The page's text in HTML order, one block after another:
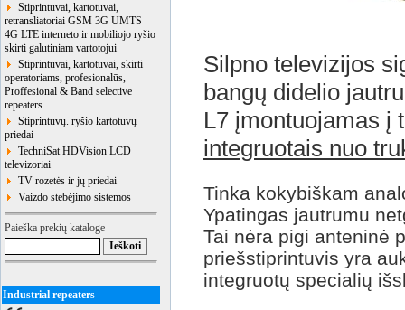
Stiprintuvai, kartotuvai,
retransliatoriai GSM 3G UMTS
4G LTE interneto ir mobiliojo ryšio
skirti galutiniam vartotojui
Stiprintuvai, kartotuvai, skirti
operatoriams, profesionalūs,
Proffesional & Band selective
repeaters
Stiprintuvų. ryšio kartotuvų
priedai
TechniSat HDVision LCD
televizoriai
TV rozetės ir jų priedai
Vaizdo stebėjimo sistemos
Paieška prekių kataloge
Industrial repeaters
Silpno televizijos
bangų didelio
L7 įmontuojamas į
integruotais nuo
Tinka kokybiškam
Ypatingas jautrumu
Tai nėra pigi anteninė
priešstiprintuvis yra
integruotų specialių